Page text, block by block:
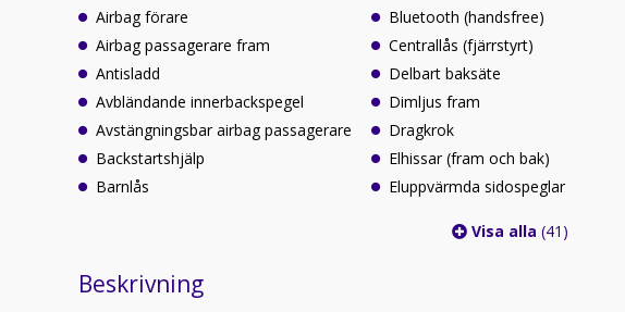
Airbag förare
Airbag passagerare fram
Antisladd
Avbländande innerbackspegel
Avstängningsbar airbag passagerare
Backstartshjälp
Barnlås
Bluetooth (handsfree)
Centrallås (fjärrstyrt)
Delbart baksäte
Dimljus fram
Dragkrok
Elhissar (fram och bak)
Eluppvärmda sidospeglar
Visa alla(41)
Beskrivning